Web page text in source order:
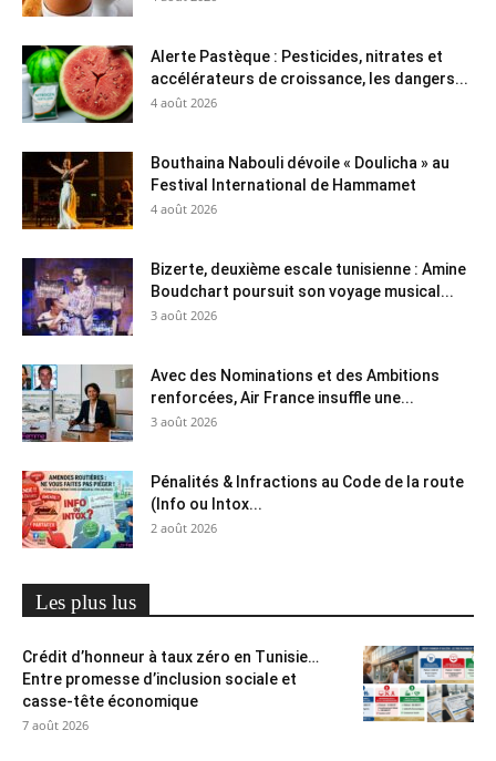
Alerte Pastèque : Pesticides, nitrates et
accélérateurs de croissance, les dangers...
4 août 2026
Bouthaina Nabouli dévoile « Doulicha » au
Festival International de Hammamet
4 août 2026
Bizerte, deuxième escale tunisienne : Amine
Boudchart poursuit son voyage musical...
3 août 2026
Avec des Nominations et des Ambitions
renforcées, Air France insuffle une...
3 août 2026
Pénalités & Infractions au Code de la route
(Info ou Intox...
2 août 2026
Les plus lus
Crédit d’honneur à taux zéro en Tunisie…
Entre promesse d’inclusion sociale et
casse-tête économique
7 août 2026